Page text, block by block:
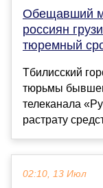
Обещавший
россиян
тюремный
Тбилисский
тюрьмы
телеканала
растрату
02:10, 13 Июл